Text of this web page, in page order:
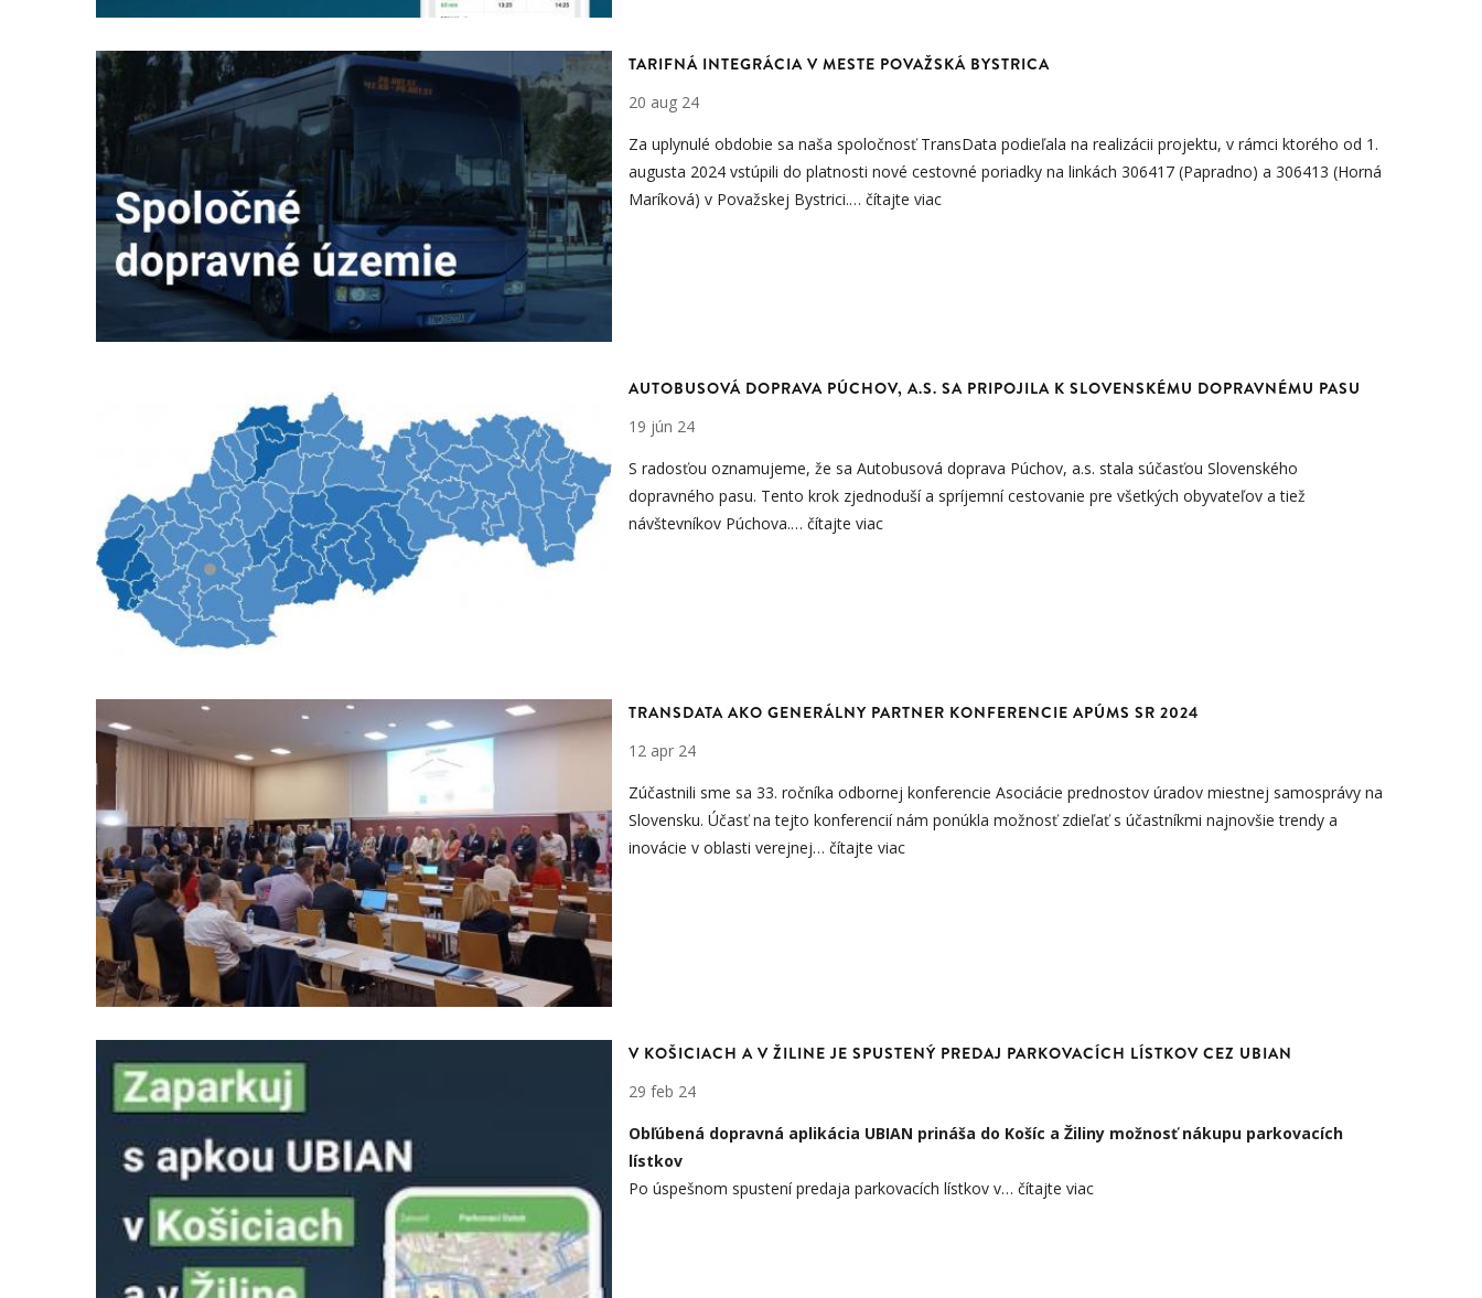
TARIFNÁ INTEGRÁCIA V MESTE POVAŽSKÁ BYSTRICA
20 aug 24
Za uplynulé obdobie sa naša spoločnosť TransData podieľala na realizácii projektu, v rámci ktorého od 1.
augusta 2024 vstúpili do platnosti nové cestovné poriadky na linkách 306417 (Papradno) a 306413 (Horná
Maríková) v Považskej Bystrici.… čítajte viac
AUTOBUSOVÁ DOPRAVA PÚCHOV, A.S. SA PRIPOJILA K SLOVENSKÉMU DOPRAVNÉMU PASU
19 jún 24
S radosťou oznamujeme, že sa Autobusová doprava Púchov, a.s. stala súčasťou Slovenského
dopravného pasu. Tento krok zjednoduší a spríjemní cestovanie pre všetkých obyvateľov a tiež
návštevníkov Púchova.… čítajte viac
TRANSDATA AKO GENERÁLNY PARTNER KONFERENCIE APÚMS SR 2024
12 apr 24
Zúčastnili sme sa 33. ročníka odbornej konferencie Asociácie prednostov úradov miestnej samosprávy na
Slovensku. Účasť na tejto konferencií nám ponúkla možnosť zdieľať s účastníkmi najnovšie trendy a
inovácie v oblasti verejnej… čítajte viac
V KOŠICIACH A V ŽILINE JE SPUSTENÝ PREDAJ PARKOVACÍCH LÍSTKOV CEZ UBIAN
29 feb 24
Obľúbená dopravná aplikácia UBIAN prináša do Košíc a Žiliny možnosť nákupu parkovacích
lístkov
Po úspešnom spustení predaja parkovacích lístkov v… čítajte viac